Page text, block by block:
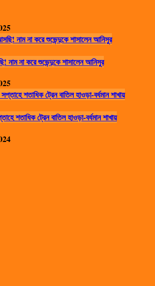
নাম না করে শুভেন্দুকে শাসালেন আনিসুর
শতাধিক ট্রেন বাতিল হাওড়া-বর্ধমান শাখায়